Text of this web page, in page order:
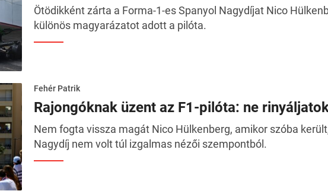
Ötödikként zárta a Forma-1-es Spanyol Nagydíjat Nico
különös magyarázatot adott a pilóta.
Fehér Patrik
Rajongóknak üzent az F1-pilóta: ne
Nem fogta vissza magát Nico Hülkenberg, amikor szóba
Nagydíj nem volt túl izgalmas nézői szempontból.